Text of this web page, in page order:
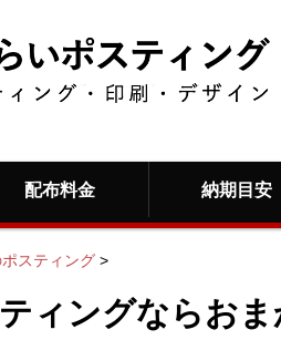
配布料金 納期目安
スティング >
ィングならお